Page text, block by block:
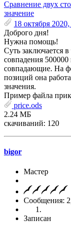
Сравнение двух
значение
18 октября
Доброго дня!
Нужна помощь!
Суть заключается
совпадения
совпадающие. На
позиций она
значения.
Пример файла
price.ods
2.24 МБ
скачиваний: 120
bigor
Мастер
Сообщения:
Записан